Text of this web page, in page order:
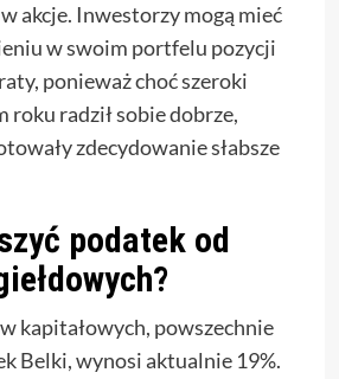
akcje. Inwestorzy mogą mieć
w swoim portfelu pozycji
ponieważ choć szeroki
roku radził sobie dobrze,
zdecydowanie słabsze
podatek od
kapitałowych, powszechnie
Belki, wynosi aktualnie 19%.